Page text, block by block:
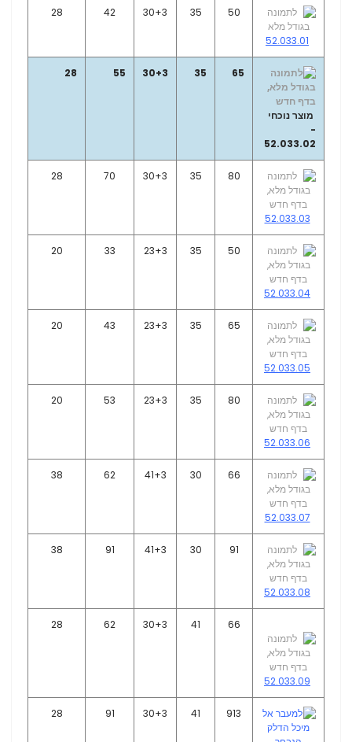
52.033.01
50
35
30+3
42
28
מוצר נוכחי
-
52.033.02
65
35
30+3
55
28
52.033.03
80
35
30+3
70
28
52.033.04
50
35
23+3
33
20
52.033.05
65
35
23+3
43
20
52.033.06
80
35
23+3
53
20
52.033.07
66
30
41+3
62
38
52.033.08
91
30
41+3
91
38
52.033.09
66
41
30+3
62
28
913
41
30+3
91
28